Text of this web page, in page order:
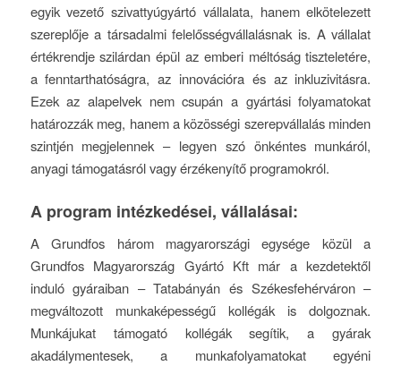
egyik vezető szivattyúgyártó vállalata, hanem elkötelezett
szereplője a társadalmi felelősségvállalásnak is. A vállalat
értékrendje szilárdan épül az emberi méltóság tiszteletére,
a fenntarthatóságra, az innovációra és az inkluzivitásra.
Ezek az alapelvek nem csupán a gyártási folyamatokat
határozzák meg, hanem a közösségi szerepvállalás minden
szintjén megjelennek – legyen szó önkéntes munkáról,
anyagi támogatásról vagy érzékenyítő programokról.
A program intézkedései, vállalásai:
A Grundfos három magyarországi egysége közül a
Grundfos Magyarország Gyártó Kft már a kezdetektől
induló gyáraiban – Tatabányán és Székesfehérváron –
megváltozott munkaképességű kollégák is dolgoznak.
Munkájukat támogató kollégák segítik, a gyárak
akadálymentesek, a munkafolyamatokat egyéni